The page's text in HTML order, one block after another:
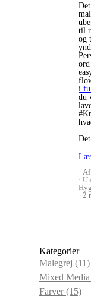
til
og
ord
i
du
2
Kategorier
Malegrej (11)
Mixed Media
Farver(15)